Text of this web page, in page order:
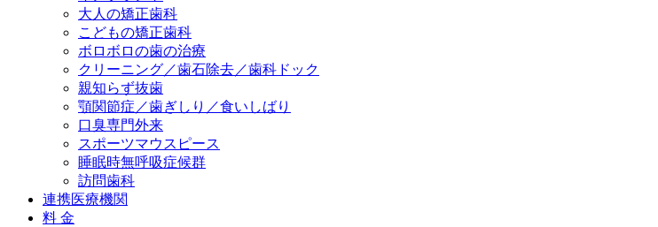
大人の矯正歯科
こどもの矯正歯科
ボロボロの歯の治療
クリーニング／歯石除去／歯科ドック
親知らず抜歯
顎関節症／歯ぎしり／食いしばり
口臭専門外来
スポーツマウスピース
睡眠時無呼吸症候群
訪問歯科
連携医療機関
料 金